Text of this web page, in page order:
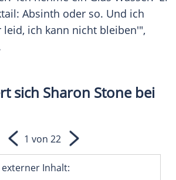
Absinth oder so. Und ich
leid, ich kann nicht bleiben'",
sich Sharon Stone bei
Inhalt:
1 von 22